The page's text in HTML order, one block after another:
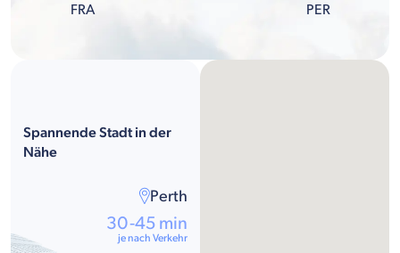
FRA PER
Spannende Stadt in der
Nähe
Perth
30-45 min
je nach Verkehr